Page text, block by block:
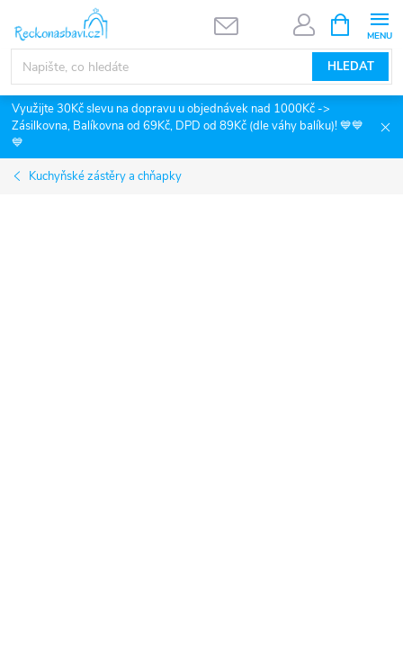
obsah
HLEDAT
NÁKUPNÍ
KOŠÍK
Využijte 30Kč slevu na dopravu u objednávek nad 1000Kč ->
Zásilkovna, Balíkovna od 69Kč, DPD od 89Kč (dle váhy balíku)! 💙💙
💙
Kuchyňské zástěry a chňapky